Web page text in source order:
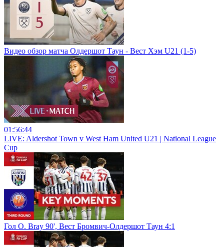
Видео обзор матча Олдершот Таун - Вест Хэм U21 (1-5)
01:56:44
LIVE: Aldershot Town v West Ham United U21 | National League
Cup
Гол O. Bray 90', Вест Бромвич-Олдершот Таун 4:1